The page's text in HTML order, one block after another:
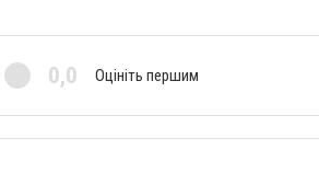
0,0 Оцініть першим